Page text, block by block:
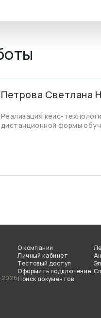
Петрова Светлана
Реализация кейс-
дистанционной формы
О компании
Личный кабинет
Тестовый доступ
Оформить подключение
Поиск документов